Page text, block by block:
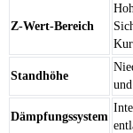
Z-Wert-Bereich
Standhöhe
Dämpfungssystem